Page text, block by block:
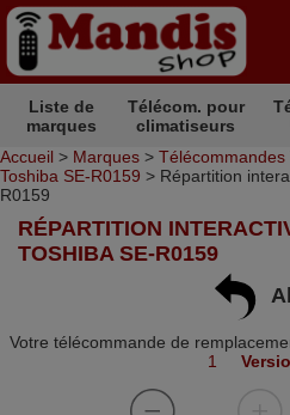
Liste de
marques
Télécom. pour
climatiseurs
Accueil > Marques > Télécommandes
Toshiba SE-R0159 > Répartition
R0159
RÉPARTITION
TOSHIBA SE-R0159
Votre télécommande de
1